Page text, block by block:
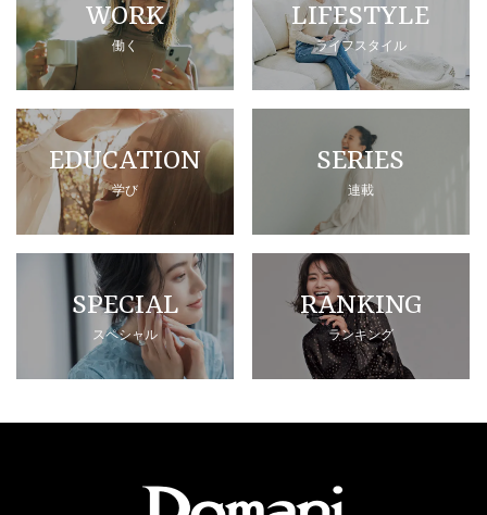
WORK
働く
LIFESTYLE
ライフスタイル
EDUCATION
学び
SERIES
連載
SPECIAL
スペシャル
RANKING
ランキング